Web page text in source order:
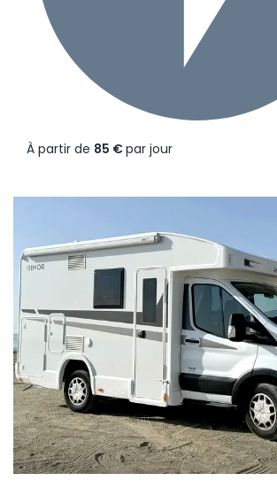
À partir de 85 €par jour